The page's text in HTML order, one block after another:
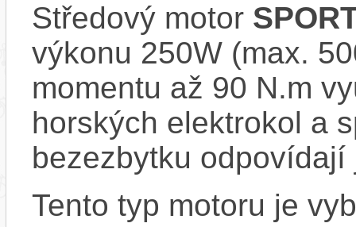
Středový motor
výkonu 250W (max.
momentu až 90 N.m
horských elektrokol a
bezezbytku odpovídají
Tento typ motoru je